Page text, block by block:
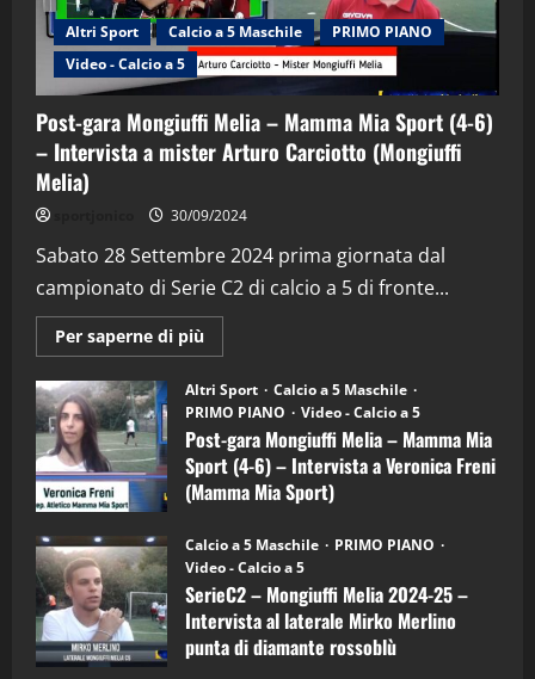
Altri Sport Calcio a 5 Maschile
PRIMO PIANO
Video - Calcio a 5
Post-gara Mongiuffi Melia – Mamma Mia Sport (4-6)
– Intervista a mister Arturo Carciotto (Mongiuffi
Melia)
30/09/2024
Sabato 28 Settembre 2024 prima giornata dal
campionato di Serie C2 di calcio a 5 di fronte...
Per saperne di più
informazioni
Post-
gara
Mongiuffi
Melia
–
Mamma
Mia
Sport
6)
–
Intervista
a
mister
Arturo
Carciotto
(Mongiuffi
Altri Sport
Calcio a 5 Maschile
PRIMO PIANO
Video - Calcio a 5
Post-gara Mongiuffi Melia – Mamma Mia
Sport (4-6) – Intervista a Veronica Freni
(Mamma Mia Sport)
Calcio a 5 Maschile
PRIMO PIANO
Video - Calcio a 5
SerieC2 – Mongiuffi Melia 2024-25 –
Intervista al laterale Mirko Merlino
punta di diamante rossoblù
2
“SportEmpire” in Podcast: 29^ Puntata
(Martedi 28 Aprile 2026)
28/04/2026
3
"SportEmpire" in Podcast
“SportEmpire” in Podcast: 28^ Puntata
(Martedi 21 Aprile 2026)
21/04/2026
4
“SportEmpire” in Podcast: 27^ Puntata
(Martedi 14 Aprile 2026)
15/04/2026